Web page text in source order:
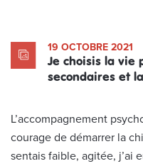
19 OCTOBRE 2021
Je choisis la vie
secondaires et
L’accompagnement
courage de démarrer la
sentais faible, agitée, j’ai